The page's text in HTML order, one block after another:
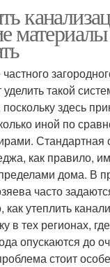
такой
здесь
иной по
Стандартная
как правило,
дома. В
часто
как утеплить
в тех регионах,
опускаются до
стоит